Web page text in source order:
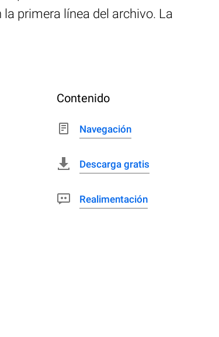
primera línea del archivo. La
Contenido
Navegación
Descarga gratis
Realimentación